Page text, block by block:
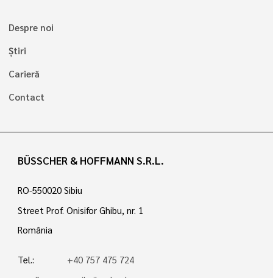
Despre noi
Știri
Carieră
Contact
BÜSSCHER & HOFFMANN S.R.L.
RO-550020 Sibiu
Street Prof. Onisifor Ghibu, nr. 1
România
Tel.:
+40 757 475 724